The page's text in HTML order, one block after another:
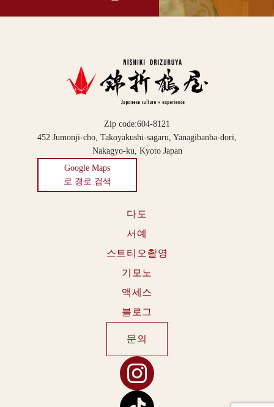
Zip code:604-8121
452 Jumonji-cho, Takoyakushi-sagaru, Yanagibanba-dori,
Nakagyo-ku, Kyoto Japan
Google Maps
로 경로 검색
다도
서예
스트티오촬영
기모노
액세스
블로그
문의